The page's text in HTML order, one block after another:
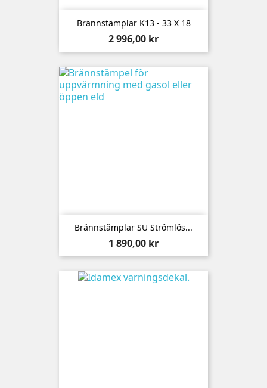
Brännstämplar K13 - 33 X 18
Pris
2 996,00 kr
Brännstämplar SU Strömlös...
Pris
1 890,00 kr